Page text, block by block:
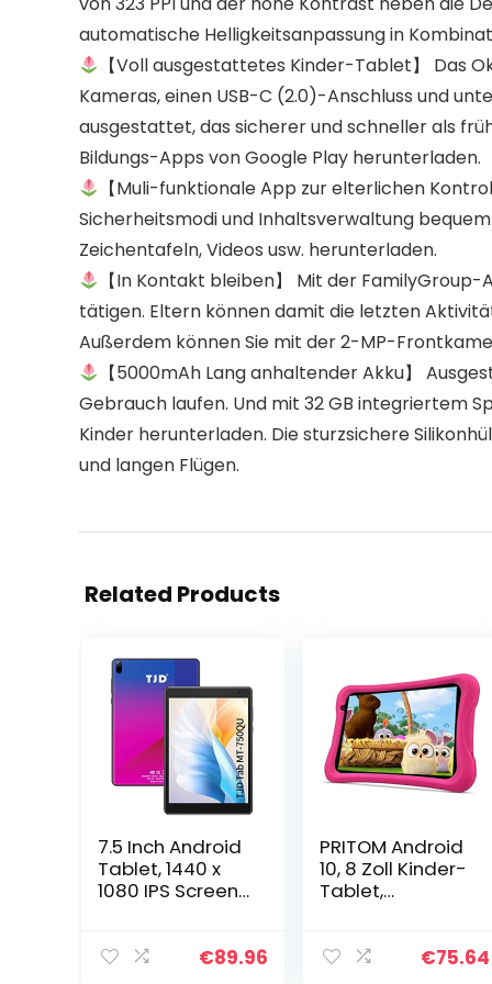
automatische Helligkeitsanpassung in
【Voll ausgestattetes Kinder-Tablet】 Das
Kameras, einen USB-C (2.0)-Anschluss und
ausgestattet, das sicherer und schneller als
Bildungs-Apps von Google Play herunterladen.
【Muli-funktionale App zur elterlichen
Sicherheitsmodi und Inhaltsverwaltung
Zeichentafeln, Videos usw. herunterladen.
【In Kontakt bleiben】 Mit der
tätigen. Eltern können damit die letzten
Außerdem können Sie mit der 2-MP-
【5000mAh Lang anhaltender Akku】
Gebrauch laufen. Und mit 32 GB integriertem
Kinder herunterladen. Die sturzsichere
und langen Flügen.
Related Products
7.5 Inch Android
Tablet, 1440 x
1080 IPS Screen,
RAM, 32GB ROM
€89.96
PRITOM Android
10, 8 Zoll Kinder-
Tablet,
Quad-Core-
€75.64